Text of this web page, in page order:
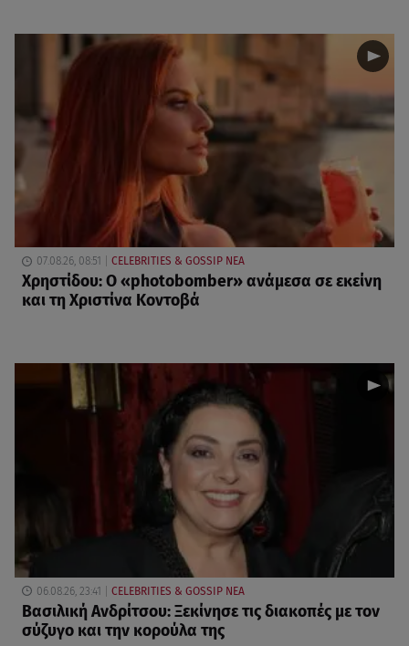
07.08.26, 08:51 CELEBRITIES & GOSSIP ΝΕΑ
Χρηστίδου: Ο «photobomber» ανάμεσα σε εκείνη
και τη Χριστίνα Κοντοβά
06.08.26, 23:41 CELEBRITIES & GOSSIP ΝΕΑ
Βασιλική Ανδρίτσου: Ξεκίνησε τις διακοπές με τον
σύζυγο και την κορούλα της